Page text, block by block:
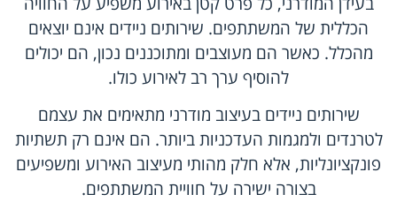
הכללית של המשתתפים. שירותים ניידים אינם יוצאים
מהכלל. כאשר הם מעוצבים ומתוכננים נכון, הם יכולים
להוסיף ערך רב לאירוע כולו.
שירותים ניידים בעיצוב מודרני מתאימים את עצמם
לטרנדים ולמגמות העדכניות ביותר. הם אינם רק תשתיות
פונקציונליות, אלא חלק מהותי מעיצוב האירוע ומשפיעים
בצורה ישירה על חוויית המשתתפים.